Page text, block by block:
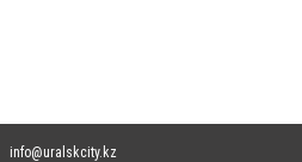
info@uralskcity.kz